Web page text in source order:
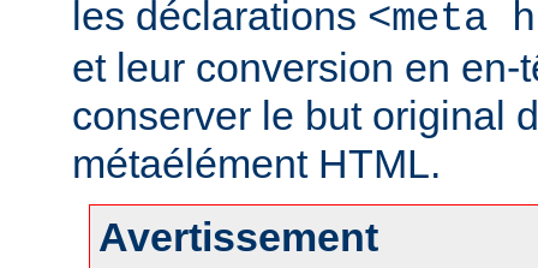
les déclarations <meta
et leur conversion en en-
conserver le but original
métaélément HTML.
Avertissement